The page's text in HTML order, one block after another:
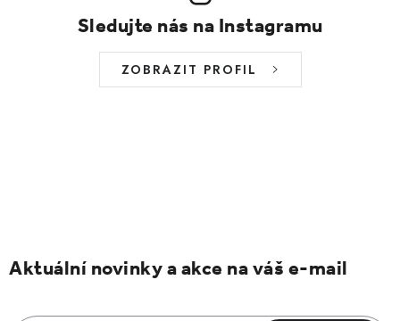
Sledujte nás na Instagramu
ZOBRAZIT PROFIL
Aktuální novinky a akce na váš e-mail